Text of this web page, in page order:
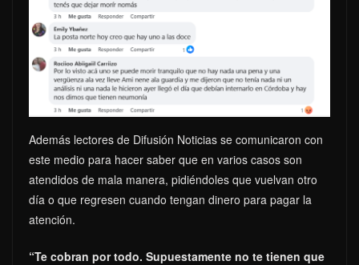
Además lectores de Difusión Noticias se comunicaron con
este medio para hacer saber que en varios casos son
atendidos de mala manera, pidiéndoles que vuelvan otro
día o que regresen cuando tengan dinero para pagar la
atención.
“Te cobran por todo. Supuestamente no te tienen que